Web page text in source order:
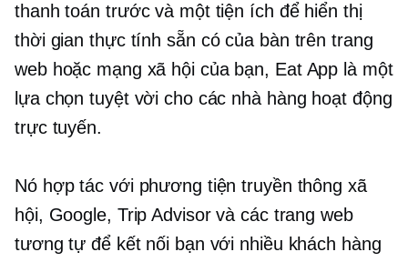
thanh toán trước và một tiện ích để hiển thị
thời gian thựctính sẵn có của bàn trên trang
web hoặc mạng xã hội của bạn, Eat App là một
lựa chọn tuyệt vời cho các nhà hàng hoạt động
trực tuyến.
Nó hợp tác với phương tiện truyền thông xã
hội, Google, Trip Advisor và các trang web
tương tự để kết nối bạn với nhiều khách hàng